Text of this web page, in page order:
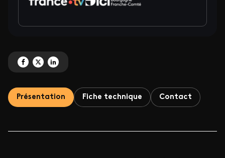
Partagez 'La conspiration du silence : Saison 3 inédite' sur Facebook
Partagez 'La conspiration du silence : Saison 3 inédite' sur X
Partagez 'La conspiration du silence : Saison 3 inédite' sur
Présentation Fiche technique Contact